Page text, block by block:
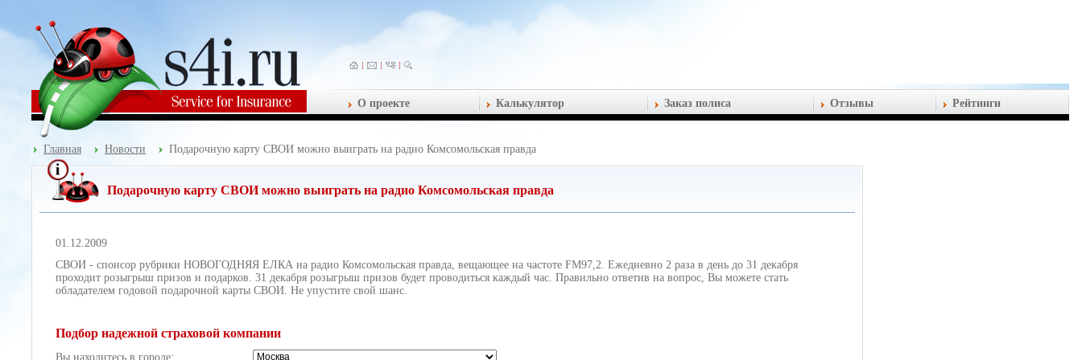
О проекте Калькулятор Заказ полиса Отзывы Рейтинги
Главная Новости Подарочную карту СВОИ можно выиграть на радио Комсомольская правда
Подарочную карту СВОИ можно выиграть на радио Комсомольская правда
01.12.2009
СВОИ - спонсор рубрики НОВОГОДНЯЯ ЕЛКА на радио Комсомольская правда, вещающее на частоте FM97,2. Ежедневно 2 раза в день до 31 декабря
проходит розыгрыш призов и подарков. 31 декабря розыгрыш призов будет проводиться каждый час. Правильно ответив на вопрос, Вы можете стать
обладателем годовой подарочной карты СВОИ. Не упустите свой шанс.
Подбор надежной страховой компании
Вы находитесь в городе: